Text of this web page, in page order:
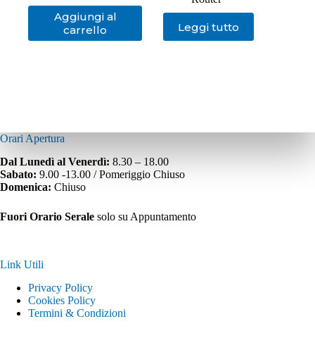
Aggiungi al
carrello
Leggi tutto
Orari Apertura
Dal Lunedì al Venerdì: 8.30 – 18.00
Sabato: 9.00 -13.00 / Pomeriggio Chiuso
Domenica: Chiuso
Fuori Orario Serale solo su Appuntamento
Link Utili
Privacy Policy
Cookies Policy
Termini & Condizioni